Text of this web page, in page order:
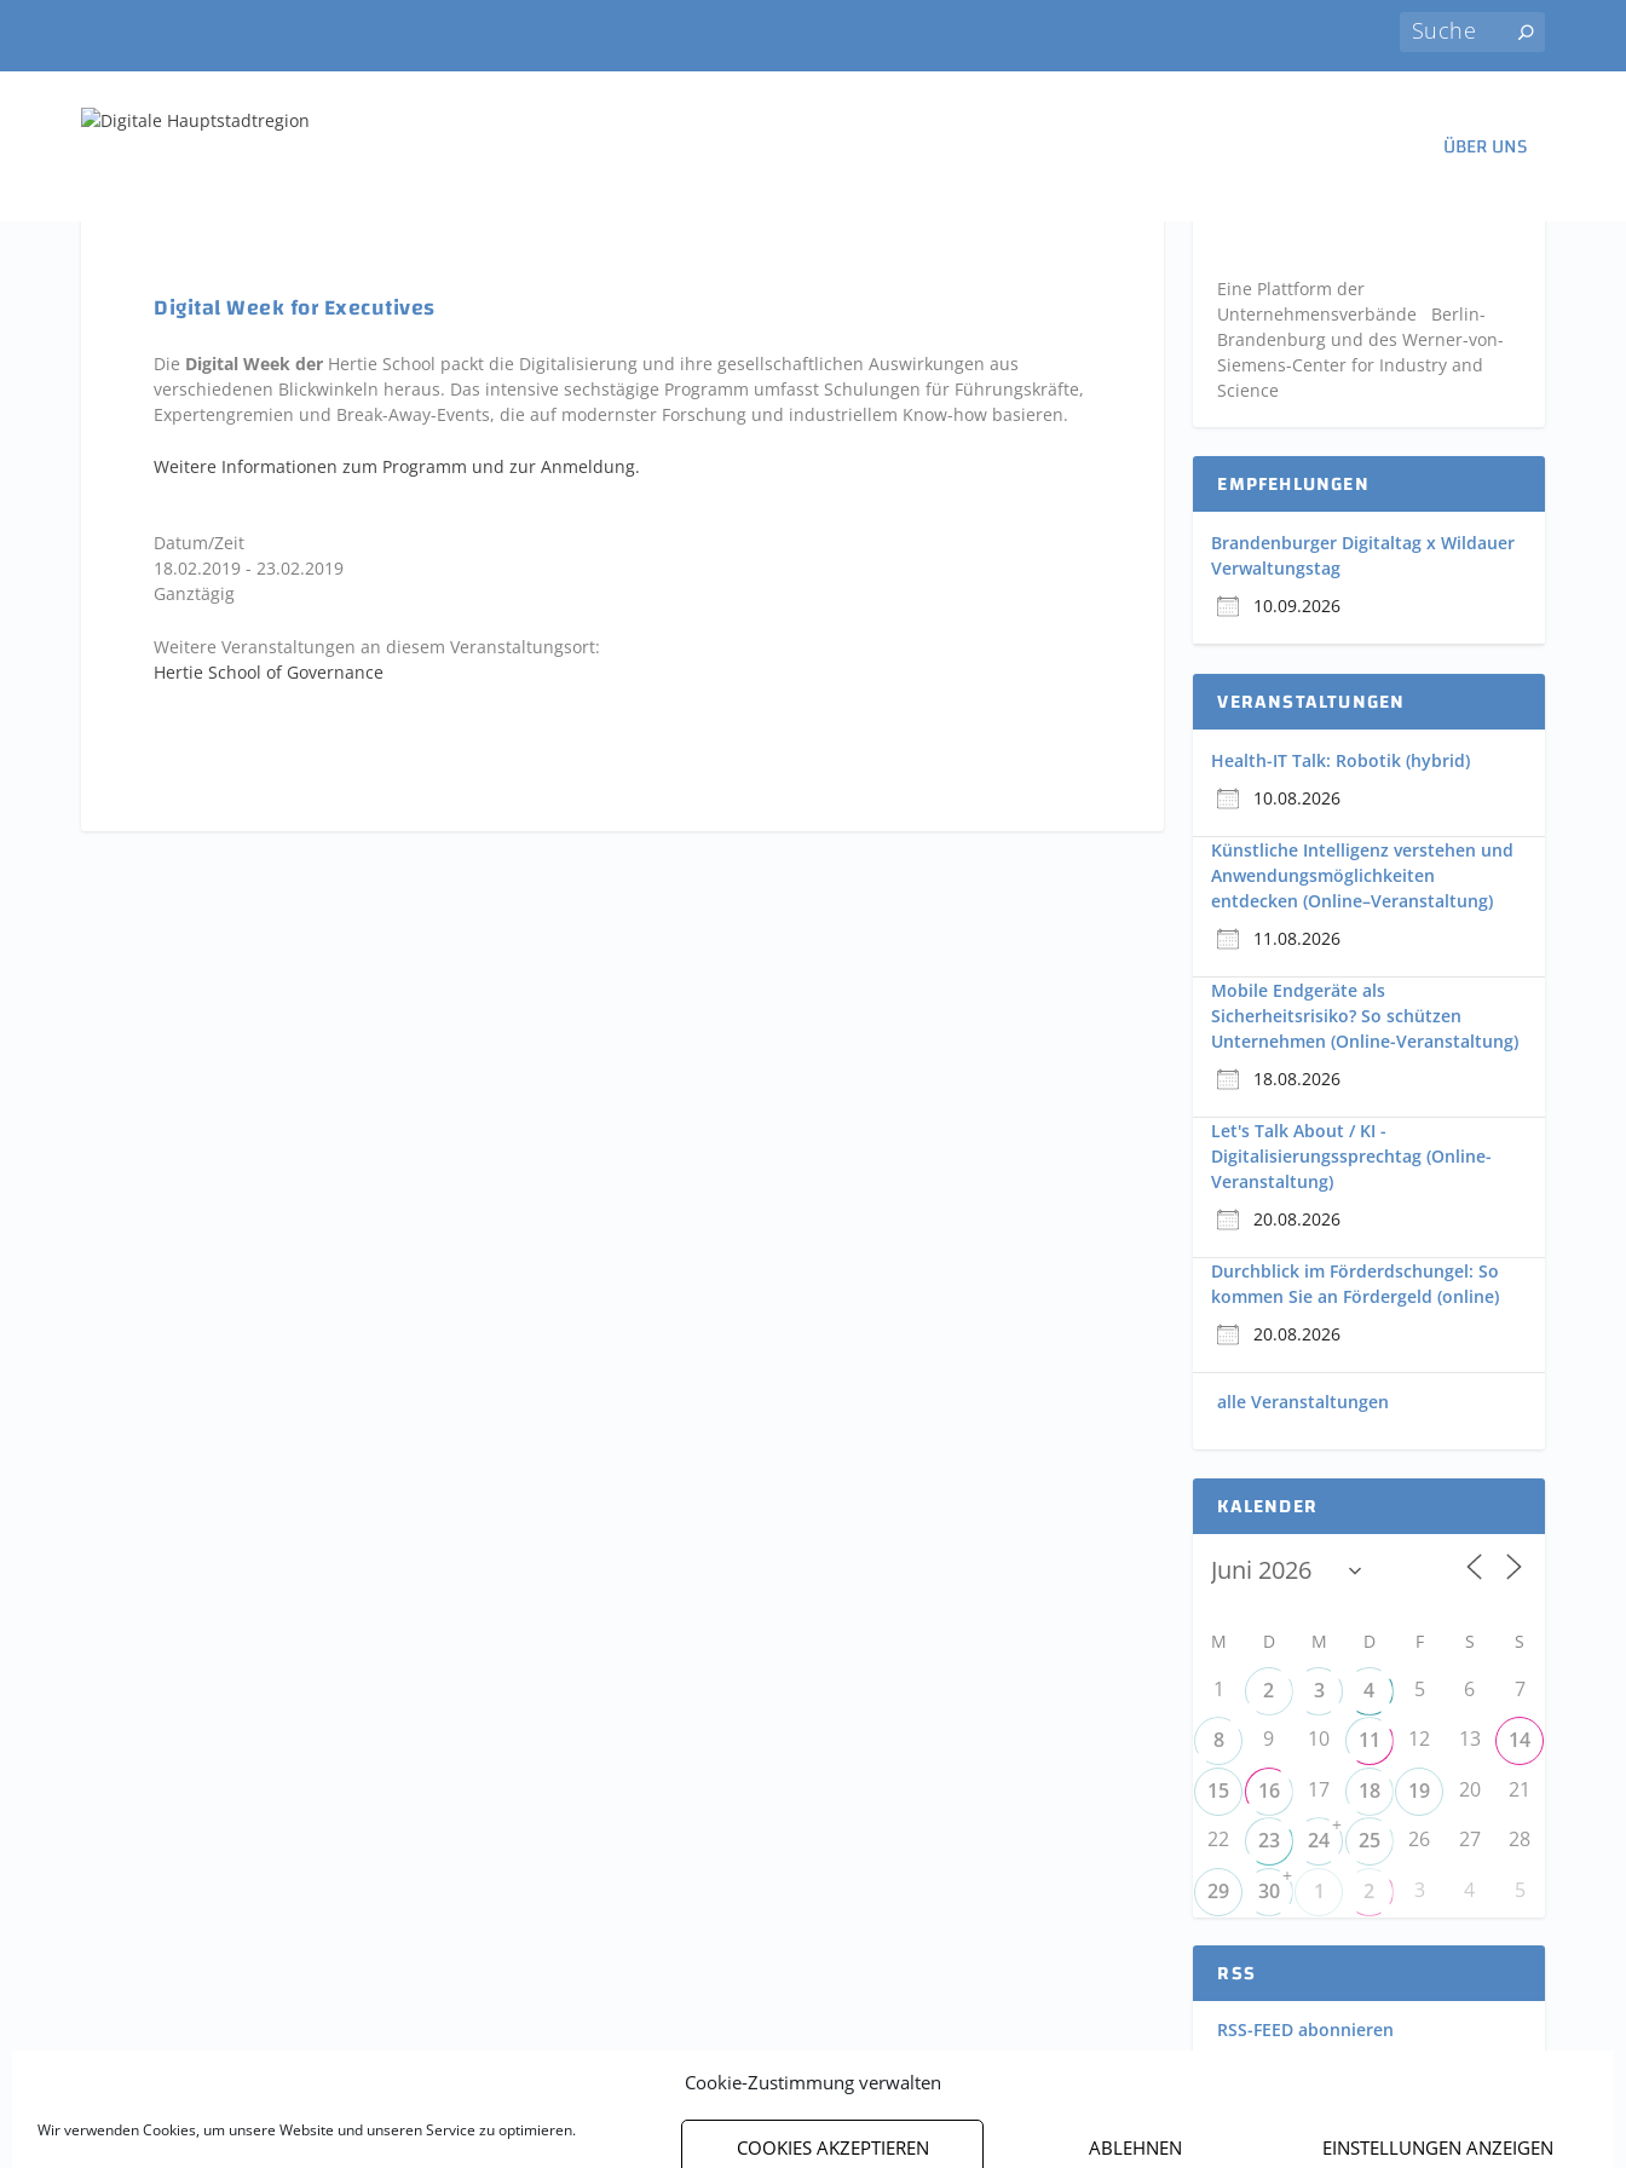
Cookie-Zustimmung verwalten
Wir verwenden Cookies, um unsere Website und unseren Service zu optimieren.
COOKIES AKZEPTIEREN ABLEHNEN EINSTELLUNGEN ANZEIGEN
ÜBER UNS
Digital Week for Executives
Die Digital Week der Hertie School packt die Digitalisierung und ihre gesellschaftlichen Auswirkungen aus
verschiedenen Blickwinkeln heraus. Das intensive sechstägige Programm umfasst Schulungen für Führungskräfte,
Expertengremien und Break-Away-Events, die auf modernster Forschung und industriellem Know-how basieren.
Weitere Informationen zum Programm und zur Anmeldung.
Datum/Zeit
18.02.2019 - 23.02.2019
Ganztägig
Weitere Veranstaltungen an diesem Veranstaltungsort:
Hertie School of Governance
Eine Plattform der
Unternehmensverbände Berlin-
Brandenburg und des Werner-von-
Siemens-Center for Industry and
Science
EMPFEHLUNGEN
Brandenburger Digitaltag x Wildauer
Verwaltungstag
10.09.2026
VERANSTALTUNGEN
Health-IT Talk: Robotik (hybrid)
10.08.2026
Künstliche Intelligenz verstehen und
Anwendungsmöglichkeiten
entdecken (Online–Veranstaltung)
11.08.2026
Mobile Endgeräte als
Sicherheitsrisiko? So schützen
Unternehmen (Online-Veranstaltung)
18.08.2026
Let's Talk About / KI -
Digitalisierungssprechtag (Online-
Veranstaltung)
20.08.2026
Durchblick im Förderdschungel: So
kommen Sie an Fördergeld (online)
20.08.2026
alle Veranstaltungen
KALENDER
M D M D F S S
1 2 3 4 5 6
7
8
9 10 11 12 13
14
15
16 17 18 19 20
21
22
23 24
+
25 26 27
28
29
30
+
1 2 3 4 5
RSS
RSS-FEED abonnieren